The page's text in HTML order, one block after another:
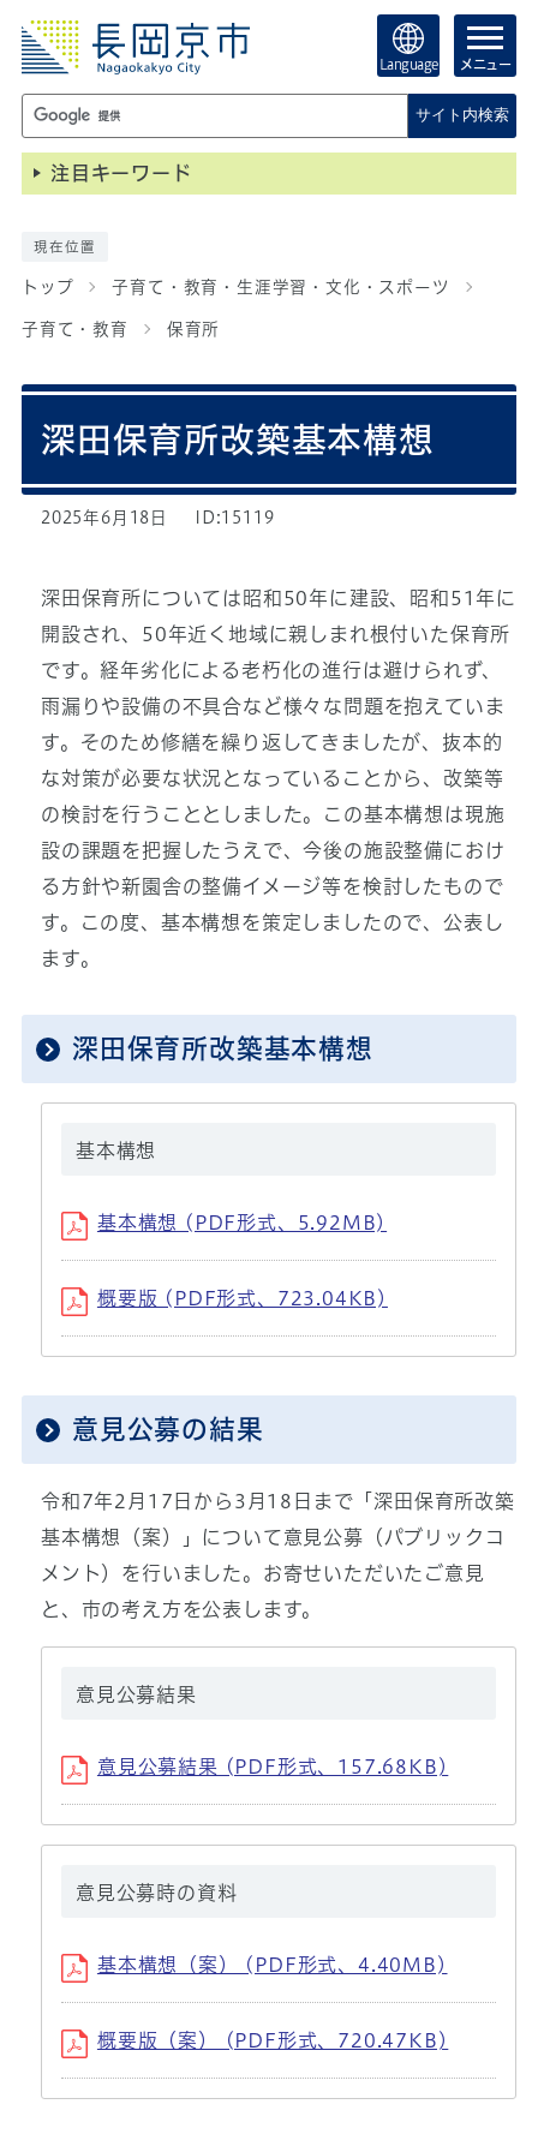
Language メニュー
サイト内検索
注目キーワード
現在位置
トップ 子育て・教育・生涯学習・文化・スポーツ
子育て・教育 保育所
深田保育所改築基本構想
2025年6月18日 ID:15119
深田保育所については昭和50年に建設、昭和51年に
開設され、50年近く地域に親しまれ根付いた保育所
です。経年劣化による老朽化の進行は避けられず、
雨漏りや設備の不具合など様々な問題を抱えていま
す。そのため修繕を繰り返してきましたが、抜本的
な対策が必要な状況となっていることから、改築等
の検討を行うこととしました。この基本構想は現施
設の課題を把握したうえで、今後の施設整備におけ
る方針や新園舎の整備イメージ等を検討したもので
す。この度、基本構想を策定しましたので、公表し
ます。
深田保育所改築基本構想
基本構想
基本構想 (PDF形式、5.92MB)
概要版 (PDF形式、723.04KB)
意見公募の結果
令和7年2月17日から3月18日まで「深田保育所改築
基本構想（案）」について意見公募（パブリックコ
メント）を行いました。お寄せいただいたご意見
と、市の考え方を公表します。
意見公募結果
意見公募結果 (PDF形式、157.68KB)
意見公募時の資料
基本構想（案） (PDF形式、4.40MB)
概要版（案） (PDF形式、720.47KB)